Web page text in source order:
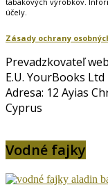
účely.
Zásady ochrany
Prevadzkovateľ
E.U. YourBooks Ltd
Adresa: 12 Ayias
Cyprus
Vodné fajky